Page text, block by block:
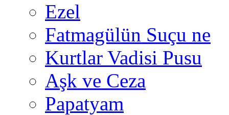
Ezel
Fatmagülün Suçu ne
Kurtlar Vadisi Pusu
Aşk ve Ceza
Papatyam